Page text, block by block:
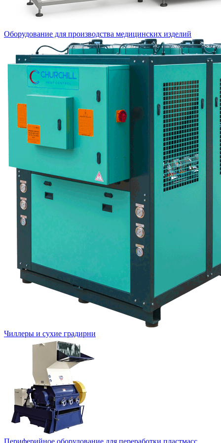
Оборудование для производства медицинских изделий
Чиллеры и сухие градирни
Периферийное оборудование для переработки пластмасс